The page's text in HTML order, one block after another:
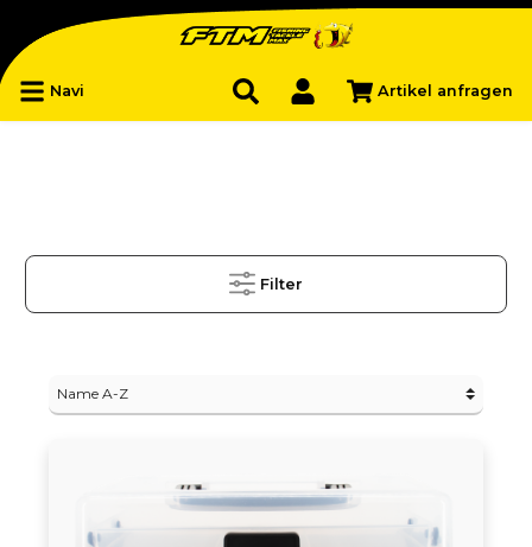
Navi Artikel anfragen
Filter